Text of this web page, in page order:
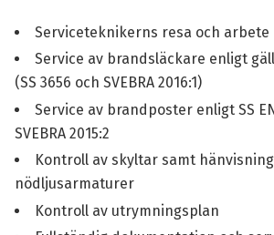
Serviceteknikerns resa och arbete
Service av brandsläckare enligt
(SS 3656 och SVEBRA 2016:1)
Service av brandposter enligt SS
SVEBRA 2015:2
Kontroll av skyltar samt
nödljusarmaturer
Kontroll av utrymningsplan